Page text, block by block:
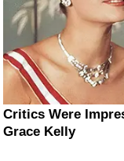
Critics Were
Grace Kelly